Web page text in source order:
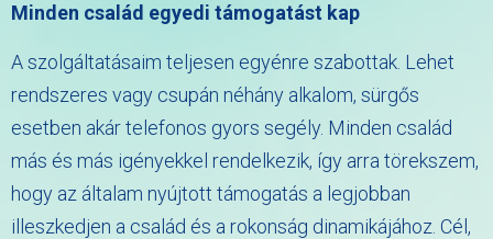
Minden család egyedi támogatást kap
A szolgáltatásaim teljesen egyénre szabottak. Lehet
rendszeres vagy csupán néhány alkalom, sürgős
esetben akár telefonos gyors segély. Minden család
más és más igényekkel rendelkezik, így arra törekszem,
hogy az általam nyújtott támogatás a legjobban
illeszkedjen a család és a rokonság dinamikájához. Cél,